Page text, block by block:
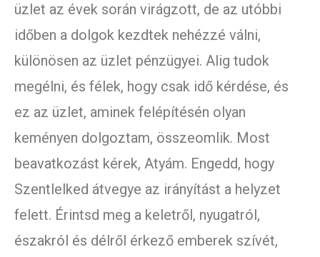
üzlet az évek során virágzott, de az utóbbi
időben a dolgok kezdtek nehézzé válni,
különösen az üzlet pénzügyei. Alig tudok
megélni, és félek, hogy csak idő kérdése, és
ez az üzlet, aminek felépítésén olyan
keményen dolgoztam, összeomlik. Most
beavatkozást kérek, Atyám. Engedd, hogy
Szentlelked átvegye az irányítást a helyzet
felett. Érintsd meg a keletről, nyugatról,
északról és délről érkező emberek szívét,